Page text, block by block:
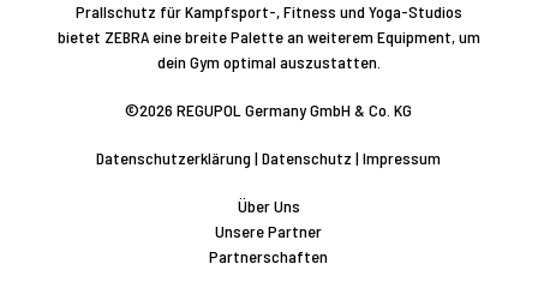
Prallschutz für Kampfsport-, Fitness und Yoga-Studios
bietet ZEBRA eine breite Palette an weiterem Equipment, um
dein Gym optimal auszustatten.
©2026 REGUPOL Germany GmbH & Co. KG
Datenschutzerklärung |Datenschutz |Impressum
Über Uns
Unsere Partner
Partnerschaften